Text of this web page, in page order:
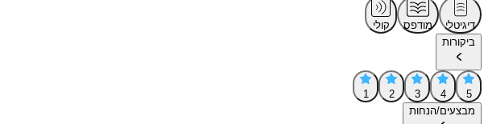
דיגיטלי מודפס
קולי
ביקורות
5
4
3
2
1
מבצעים/הנחות